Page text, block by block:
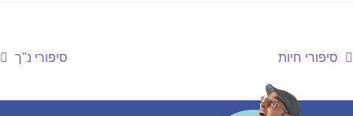
סיפורי חיות סיפורי נ"ך